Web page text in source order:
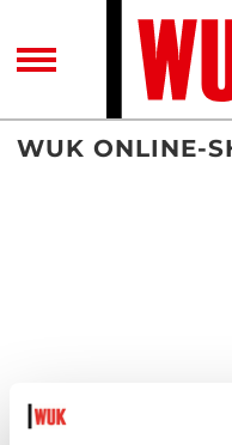
TOGGLE
WUK ONLINE-